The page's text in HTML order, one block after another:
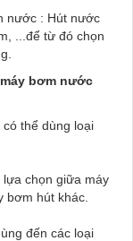
nước : Hút nước
...để từ đó chọn
máy bơm nước
thể dùng loại
chọn giữa máy
bơm hút khác.
đến các loại